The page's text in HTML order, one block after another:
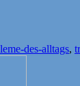
des-alltags,